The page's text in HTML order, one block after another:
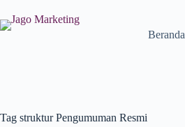
Beranda
Tag struktur Pengumuman Resmi